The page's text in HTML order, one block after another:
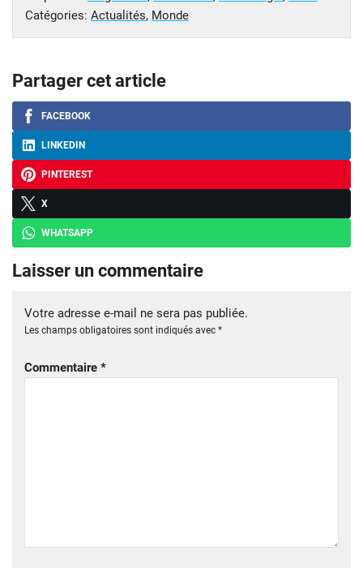
Catégories: Actualités, Monde
Partager cet article
FACEBOOK
LINKEDIN
PINTEREST
X
WHATSAPP
Laisser un commentaire
Votre adresse e-mail ne sera pas publiée.
Les champs obligatoires sont indiqués avec *
Commentaire *